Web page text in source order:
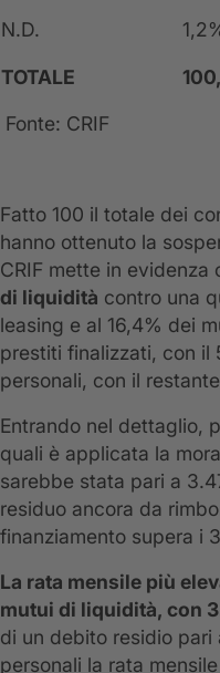
N.D.
TOTALE
Fonte: CRIF
Fatto 100 il totale dei
hanno ottenuto la
CRIF mette in evidenza
di liquidità contro una
leasing e al 16,4% dei
prestiti finalizzati, con il
personali, con il
Entrando nel dettaglio,
quali è applicata la
sarebbe stata pari a
residuo ancora da
finanziamento supera i
La rata mensile più
mutui di liquidità, con
di un debito residio pari
personali la rata